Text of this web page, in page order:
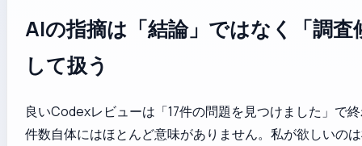
AIの指摘は「結論」ではなく「調査
して扱う
良いCodexレビューは「17件の問題を見つけました」で
件数自体にはほとんど意味がありません。私が欲しいの